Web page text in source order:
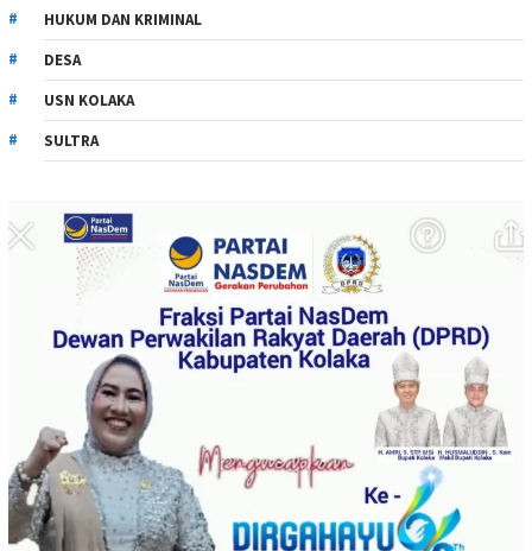
HUKUM DAN KRIMINAL
DESA
USN KOLAKA
SULTRA